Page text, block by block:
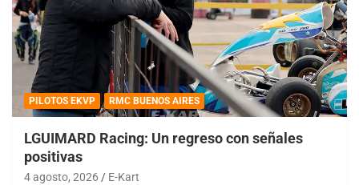
PILOTOS EKVP RMC BUENOS AIRES
LGUIMARD Racing: Un regreso con señales
positivas
4 agosto, 2026 E-Kart